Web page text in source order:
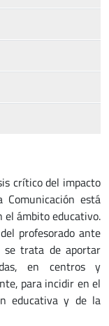
crítico del impacto
está
el ámbito educativo.
profesorado ante
se trata de aportar
en centros y
para incidir en el
educativa y de la